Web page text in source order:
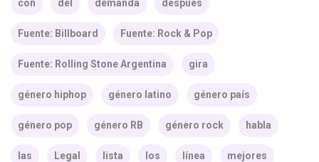
con del demanda después
Fuente: Billboard Fuente: Rock & Pop
Fuente: Rolling Stone Argentina gira
género hiphop género latino género país
género pop género RB género rock habla
las Legal lista los línea mejores